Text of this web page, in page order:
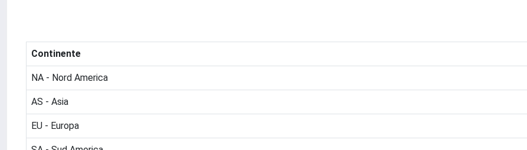
Continente
NA - Nord America
AS - Asia
EU - Europa